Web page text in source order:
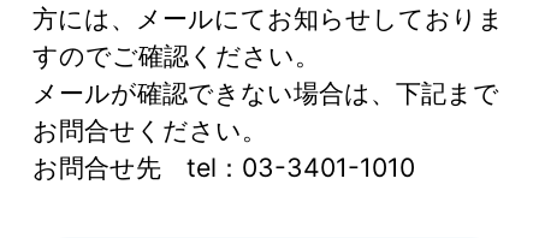
方には、メールにてお知らせしておりま
すのでご確認ください。
メールが確認できない場合は、下記まで
お問合せください。
お問合せ先 tel：03-3401-1010